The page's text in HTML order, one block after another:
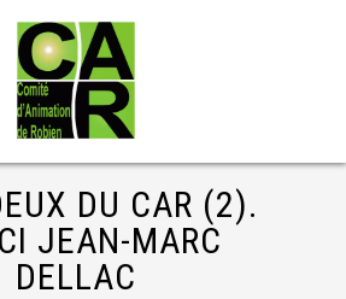
DU CAR (2).
JEAN-MARC
DELLAC